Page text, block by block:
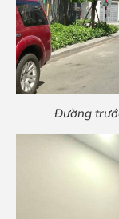
Đường